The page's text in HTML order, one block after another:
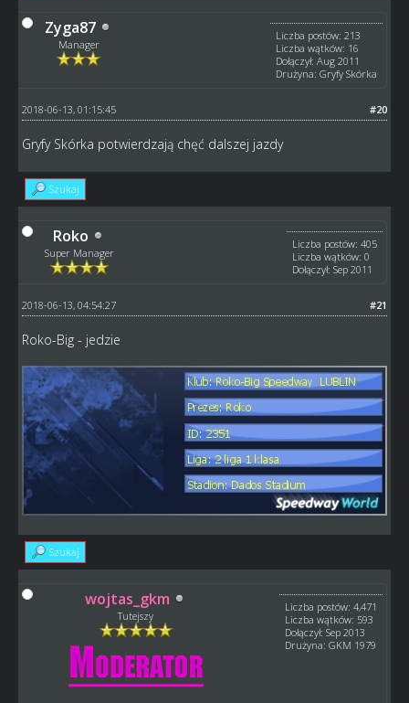
Zyga87
Manager
Liczba postów: 213
Liczba wątków: 16
Dołączył: Aug 2011
Drużyna: Gryfy Skórka
#20
2018-06-13, 01:15:45
Gryfy Skórka potwierdzają chęć dalszej jazdy
Szukaj
Roko
Super Manager
Liczba postów: 405
Liczba wątków: 0
Dołączył: Sep 2011
#21
2018-06-13, 04:54:27
Roko-Big - jedzie
Szukaj
wojtas_gkm
Tutejszy
Liczba postów: 4,471
Liczba wątków: 593
Dołączył: Sep 2013
Drużyna: GKM 1979